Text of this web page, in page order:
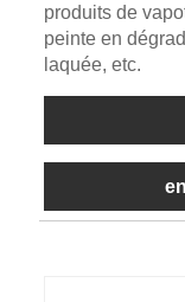
produits de
peinte en
laquée, etc.